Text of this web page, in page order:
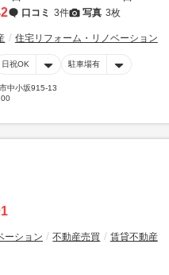
口コミ 3件 写真 3枚
住宅リフォーム・リノベーション
日祝OK 駐車場有
中小坂915-13
ーション 不動産売買 賃貸不動産